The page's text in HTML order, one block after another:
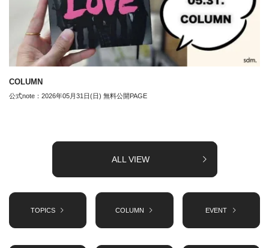
COLUMN
公式note：2026年05月31日(日) 無料公開PAGE
ALL VIEW
TOPICS COLUMN EVENT